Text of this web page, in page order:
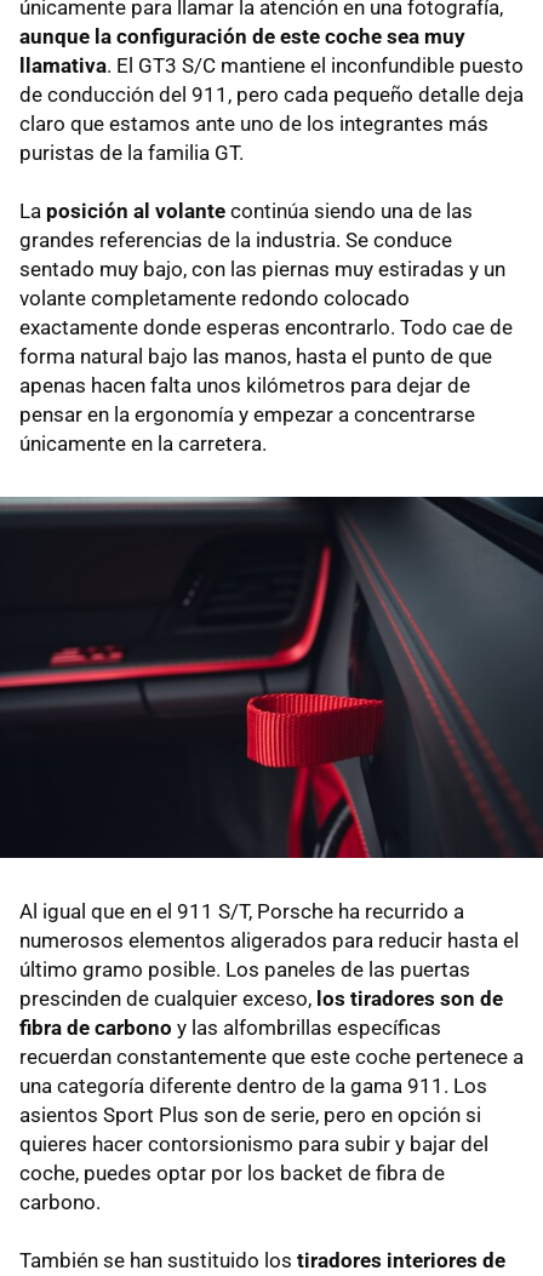
únicamente para llamar la atención en una fotografía,
aunque la configuración de este coche sea muy
llamativa. El GT3 S/C mantiene el inconfundible puesto
de conducción del 911, pero cada pequeño detalle deja
claro que estamos ante uno de los integrantes más
puristas de la familia GT.
La posición al volante continúa siendo una de las
grandes referencias de la industria. Se conduce
sentado muy bajo, con las piernas muy estiradas y un
volante completamente redondo colocado
exactamente donde esperas encontrarlo. Todo cae de
forma natural bajo las manos, hasta el punto de que
apenas hacen falta unos kilómetros para dejar de
pensar en la ergonomía y empezar a concentrarse
únicamente en la carretera.
Al igual que en el 911 S/T, Porsche ha recurrido a
numerosos elementos aligerados para reducir hasta el
último gramo posible. Los paneles de las puertas
prescinden de cualquier exceso, los tiradores son de
fibra de carbono y las alfombrillas específicas
recuerdan constantemente que este coche pertenece a
una categoría diferente dentro de la gama 911. Los
asientos Sport Plus son de serie, pero en opción si
quieres hacer contorsionismo para subir y bajar del
coche, puedes optar por los backet de fibra de
carbono.
También se han sustituido los tiradores interiores de